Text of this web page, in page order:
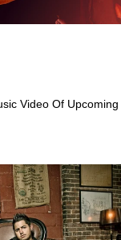
Video Of Upcoming